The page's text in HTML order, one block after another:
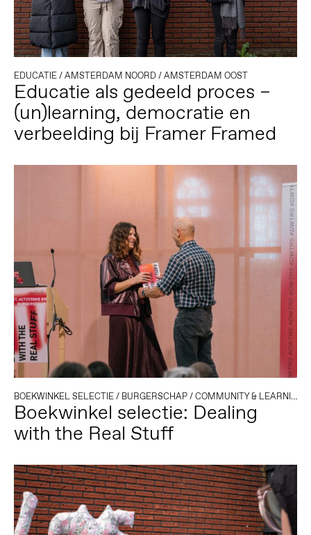
EDUCATIE/AMSTERDAM NOORD/AMSTERDAM OOST
Educatie als gedeeld proces –
(un)learning, democratie en
verbeelding bij Framer Framed
BOEKWINKEL SELECTIE/ BURGERSCHAP/COMMUNITY & LEARNING
Boekwinkel selectie: Dealing
with the Real Stuff